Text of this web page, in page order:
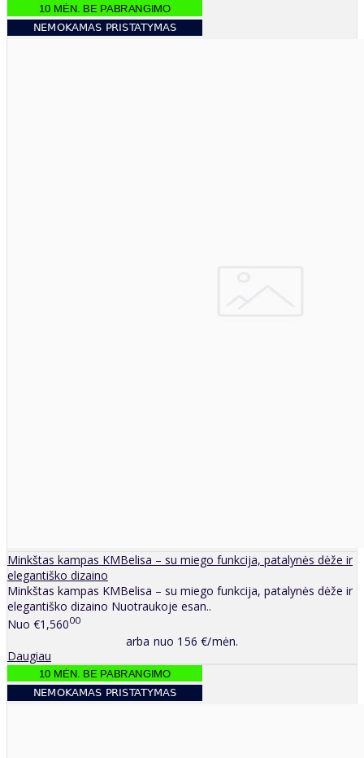
Minkštas kampas KMBelisa – su miego funkcija, patalynės dėže ir
elegantiško dizaino
Minkštas kampas KMBelisa – su miego funkcija, patalynės dėže ir
elegantiško dizaino Nuotraukoje esan..
Nuo €1,56000
arba nuo 156 €/mėn.
Daugiau